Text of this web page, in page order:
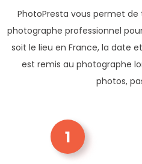
PhotoPresta vous permet
photographe professionnel
soit le lieu en France, la date
est remis au photographe
photos,
1